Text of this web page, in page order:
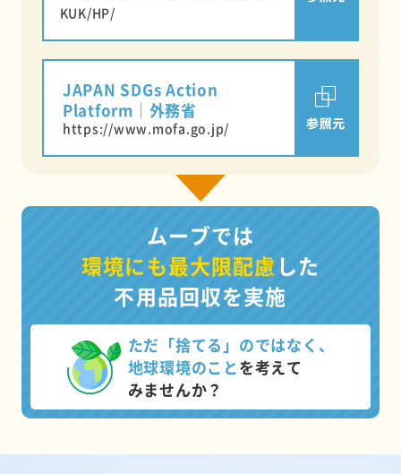
KUK/HP/
JAPAN SDGs Action
Platform｜外務省
https://www.mofa.go.jp/
ムーブでは
環境にも最大限配慮 した
不用品回収を実施
ただ「捨てる」のではなく、
地球環境のことを考えて
みませんか？